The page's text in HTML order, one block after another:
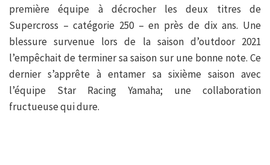
première équipe à décrocher les deux titres de
Supercross – catégorie 250 – en près de dix ans. Une
blessure survenue lors de la saison d’outdoor 2021
l’empêchait de terminer sa saison sur une bonne note. Ce
dernier s’apprête à entamer sa sixième saison avec
l’équipe Star Racing Yamaha; une collaboration
fructueuse qui dure.